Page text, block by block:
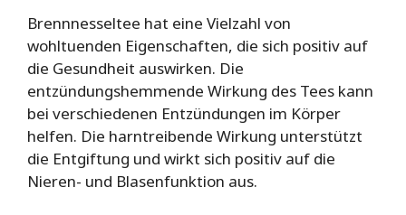
Brennnesseltee hat eine Vielzahl von
wohltuenden Eigenschaften, die sich positiv auf
die Gesundheit auswirken. Die
entzündungshemmende Wirkung des Tees kann
bei verschiedenen Entzündungen im Körper
helfen. Die harntreibende Wirkung unterstützt
die Entgiftung und wirkt sich positiv auf die
Nieren- und Blasenfunktion aus.